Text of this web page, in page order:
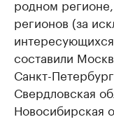
родном
регионов (за
составили
Санкт-
Свердловская
Новосибирская